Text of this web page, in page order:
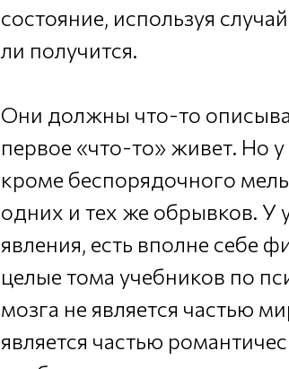
состояние, используя
ли получится.
Они должны что-то
первое «что-то» живет. Но
кроме беспорядочного
одних и тех же обрывков. У
явления, есть вполне себе
целые тома учебников по
мозга не является частью
является частью